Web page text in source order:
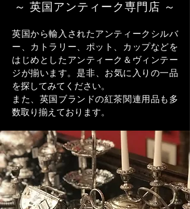
～ 英国アンティーク専門店 ～
英国から輸入されたアンティークシルバ
ー、カトラリー、ポット、カップなどを
はじめとしたアンティーク＆ヴィンテー
ジが揃います。​是非、お気に入りの一品
を探してみてください。
また、英国ブランドの紅茶関連用品も多
数取り揃えております。